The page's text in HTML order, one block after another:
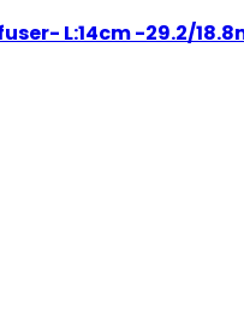
L:14cm -29.2/